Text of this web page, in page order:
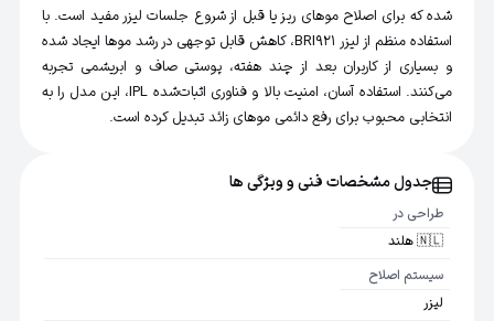
شده که برای اصلاح موهای ریز یا قبل از شروع جلسات لیزر مفید است. با
استفاده منظم از لیزر BRI921، کاهش قابل توجهی در رشد موها ایجاد شده
و بسیاری از کاربران بعد از چند هفته، پوستی صاف و ابریشمی تجربه
می‌کنند. استفاده آسان، امنیت بالا و فناوری اثبات‌شده IPL، این مدل را به
انتخابی محبوب برای رفع دائمی موهای زائد تبدیل کرده است.
جدول مشخصات فنی و ویژگی ها
طراحی در
🇳🇱 هلند
سیستم اصلاح
لیزر